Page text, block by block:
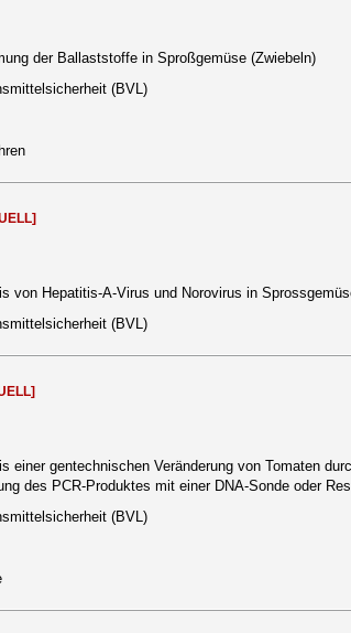
der Ballaststoffe in Sproßgemüse (Zwiebeln)
(BVL)
von Hepatitis-A-Virus und Norovirus in
(BVL)
einer gentechnischen Veränderung von Tomaten
des PCR-Produktes mit einer DNA-Sonde oder
(BVL)